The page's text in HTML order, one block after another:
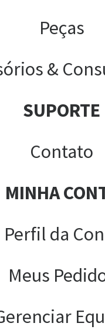
Peças
&
SUPORTE
Contato
MINHA
Perfil da
Meus